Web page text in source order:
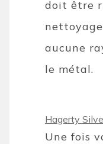
doit être
aucune
le métal.
Hagerty
Une fois